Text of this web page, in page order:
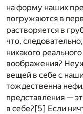
на форму наших
погружаются в
растворяется в
что,
никакого
воображения?
вещей в себе с
тождественна
представления —
в себе?[5] Если